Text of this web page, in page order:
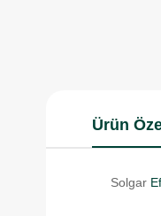
Ürün
Solgar